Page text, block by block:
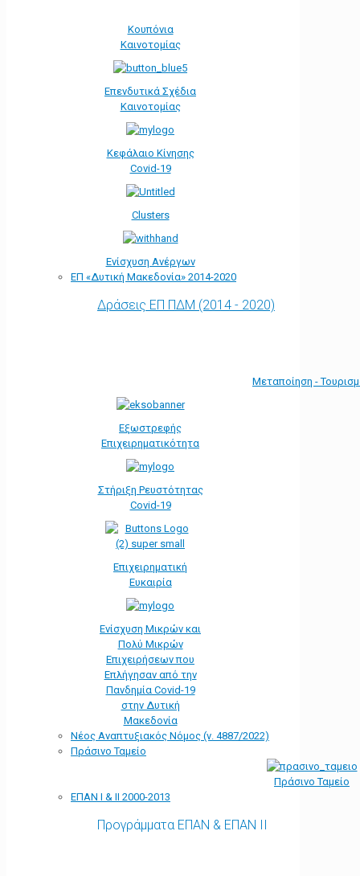
Κουπόνια
Καινοτομίας
Επενδυτικά Σχέδια
Καινοτομίας
Κεφάλαιο Κίνησης
Covid-19
Clusters
Ενίσχυση Ανέργων
ΕΠ «Δυτική Μακεδονία» 2014-2020
Δράσεις ΕΠ ΠΔΜ (2014 - 2020)
Μεταποίηση -
Εξωστρεφής
Επιχειρηματικότητα
Στήριξη Ρευστότητας
Covid-19
Επιχειρηματική
Ευκαιρία
Ενίσχυση Μικρών και
Πολύ Μικρών
Επιχειρήσεων που
Επλήγησαν από την
Πανδημία Covid-19
στην Δυτική
Μακεδονία
Νέος Αναπτυξιακός Νόμος (ν. 4887/2022)
Πράσινο Ταμείο
Πράσινο Ταμείο
ΕΠΑΝ Ι & ΙΙ 2000-2013
Προγράμματα ΕΠΑΝ & ΕΠΑΝ ΙΙ